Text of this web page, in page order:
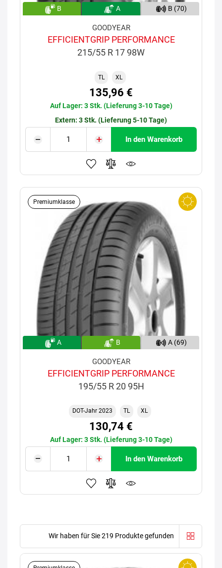
B A B (70)
GOODYEAR
EFFICIENTGRIP PERFORMANCE
215/55 R 17 98W
TL XL
135,96 €
Auf Lager: 3 Stk. (Lieferung 3-10 Tage)
Extern: 3 Stk. (Lieferung 5-10 Tage)
In den Warenkorb
Premiumklasse
A B A (69)
GOODYEAR
EFFICIENTGRIP PERFORMANCE
195/55 R 20 95H
DOT-Jahr 2023 TL XL
130,74 €
Auf Lager: 3 Stk. (Lieferung 3-10 Tage)
In den Warenkorb
Wir haben für Sie 219 Produkte gefunden